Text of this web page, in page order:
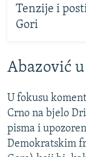
Tenzije i
Gori
Abazović
U fokusu
Crno na bjelo
pisma i
Demokratskim